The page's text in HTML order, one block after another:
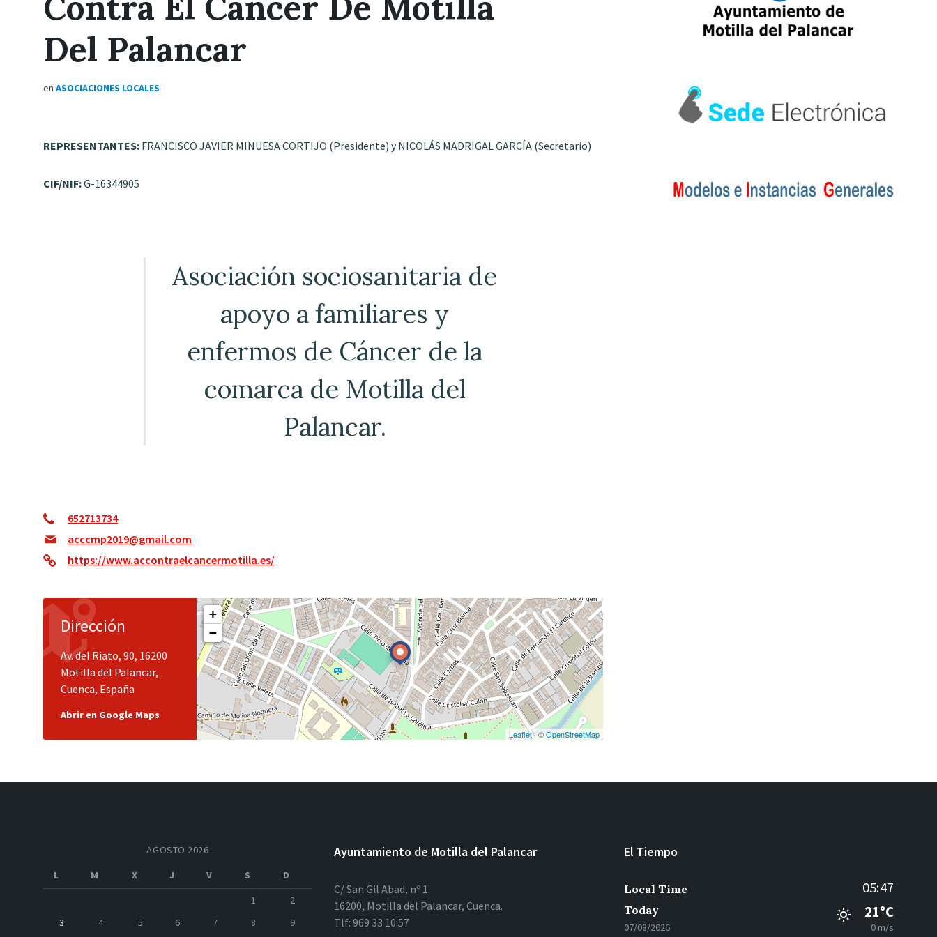
Del Palancar
en ASOCIACIONES LOCALES
REPRESENTANTES: FRANCISCO JAVIER MINUESA CORTIJO (Presidente) y NICOLÁS MADRIGAL GARCÍA (Secretario)
CIF/NIF:G-16344905
Asociación sociosanitaria de
apoyo a familiares y
enfermos de Cáncer de la
comarca de Motilla del
Palancar.
652713734
acccmp2019@gmail.com
https://www.accontraelcancermotilla.es/
Dirección
Av. del Riato, 90, 16200
Motilla del Palancar,
Cuenca, España
Abrir en Google Maps
+
−
Leaflet| ©OpenStreetMap
AGOSTO 2026
L
M X J V S
D
1
2
3
4 5 6 7 8 9
Ayuntamiento de Motilla del Palancar
C/ San Gil Abad, nº 1.
16200, Motilla del Palancar, Cuenca.
Tlf: 969 33 10 57
El Tiempo
Local Time 05:47
Today
07/08/2026
21°C
0 m/s